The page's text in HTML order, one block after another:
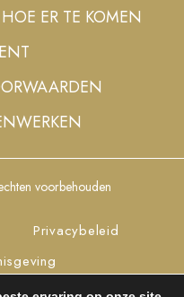
HOE ER TE KOMEN
voorbehouden
Privacybeleid